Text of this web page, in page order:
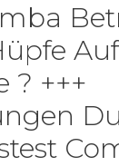
? +++